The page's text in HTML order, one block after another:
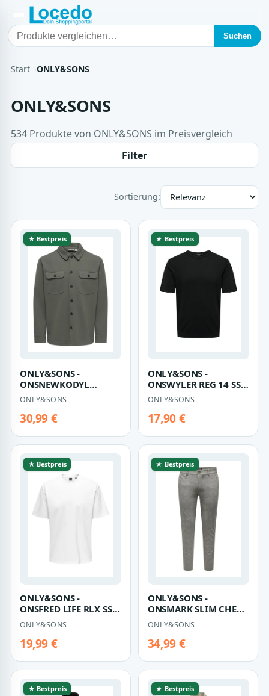
Suchen
Start ONLY&SONS
ONLY&SONS
534 Produkte von ONLY&SONS im Preisvergleich
Filter
Sortierung:
★ Bestpreis
ONLY&SONS -
ONSNEWKODYL
OVERSHIRT SWEAT
NOOS Beluga - Gr. - XL
ONLY&SONS
30,99 €
★ Bestpreis
ONLY&SONS -
ONSWYLER REG 14 SS
KNIT Black - Gr. - XL
ONLY&SONS
17,90 €
★ Bestpreis
ONLY&SONS -
ONSFRED LIFE RLX SS
TEE NOOS Bright
White - Gr. - L
ONLY&SONS
19,99 €
★ Bestpreis
ONLY&SONS -
ONSMARK SLIM CHECK
PANTS 9887 NOOS
Chinchilla - Gr. - 32
ONLY&SONS
34,99 €
★ Bestpreis ★ Bestpreis